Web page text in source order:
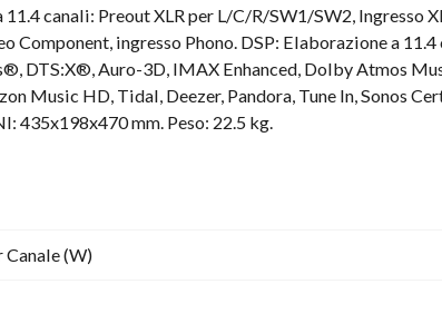
11.4 canali: Preout XLR per L/C/R/SW1/SW2,
Component, ingresso Phono. DSP: Elaborazione a
DTS:X®, Auro-3D, IMAX Enhanced, Dolby Atmos
Music HD, Tidal, Deezer, Pandora, Tune In, Sonos
435x198x470 mm. Peso: 22.5 kg.
Canale (W)